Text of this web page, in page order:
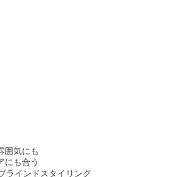
囲気にも
にも合う